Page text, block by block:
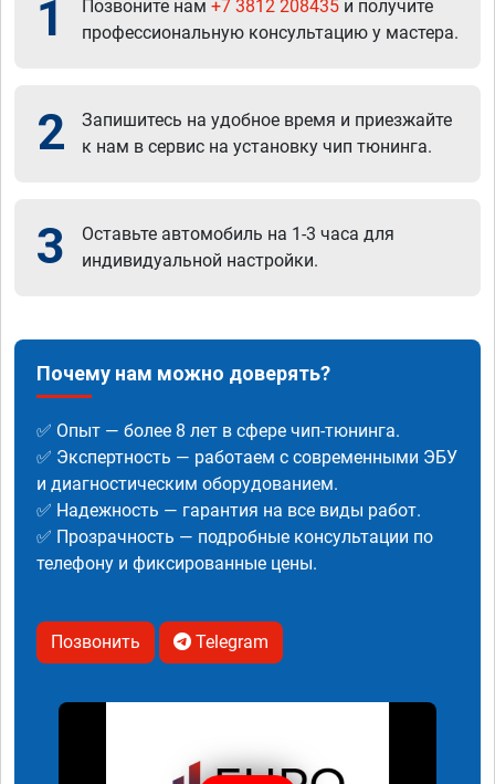
1 Позвоните нам +7 3812 208435 и получите
профессиональную консультацию у мастера.
2
Запишитесь на удобное время и приезжайте
к нам в сервис на установку чип тюнинга.
3
Оставьте автомобиль на 1-3 часа для
индивидуальной настройки.
Почему нам можно доверять?
✅ Опыт — более 8 лет в сфере чип-тюнинга.
✅ Экспертность — работаем с современными ЭБУ
и диагностическим оборудованием.
✅ Надежность — гарантия на все виды работ.
✅ Прозрачность — подробные консультации по
телефону и фиксированные цены.
Позвонить Telegram